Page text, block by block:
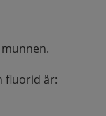
fluorid är: